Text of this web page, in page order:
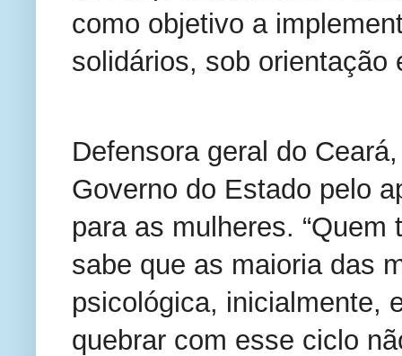
como objetivo a
solidários, sob orientação
Defensora geral do
Governo do Estado pelo
para as mulheres.
sabe que as maioria das
psicológica, inicialmente,
quebrar com esse ciclo